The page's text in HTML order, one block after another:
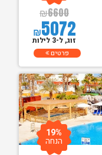
₪6600
₪5072
זוג, ל-3 לילות
פרטים
19%
הנחה